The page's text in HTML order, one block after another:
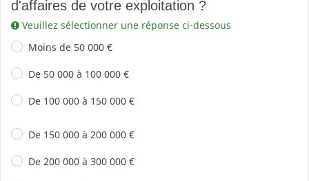
d'affaires de votre exploitation ?
Veuillez sélectionner une réponse ci-dessous
Moins de 50 000 €
De 50 000 à 100 000 €
De 100 000 à 150 000 €
De 150 000 à 200 000 €
De 200 000 à 300 000 €